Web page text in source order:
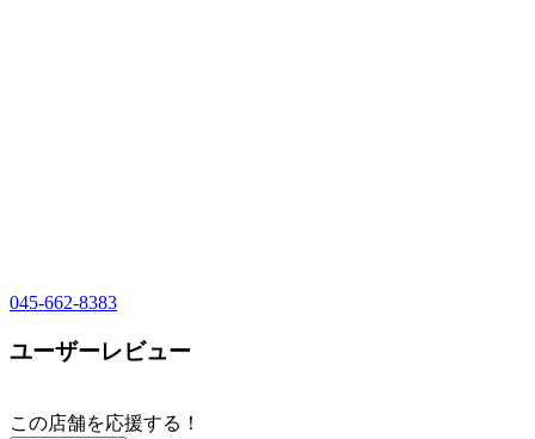
045-662-8383
ユーザーレビュー
この店舗を応援する！